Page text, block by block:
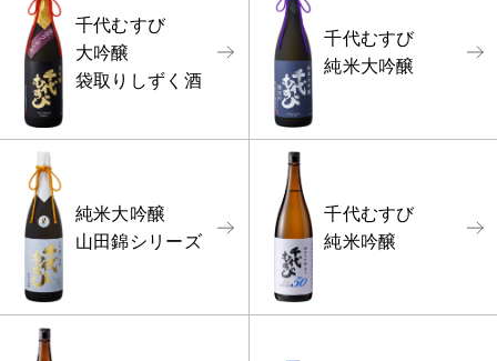
千代むすび
大吟醸
袋取りしずく酒
千代むすび
純米大吟醸
純米大吟醸
山田錦シリーズ
千代むすび
純米吟醸